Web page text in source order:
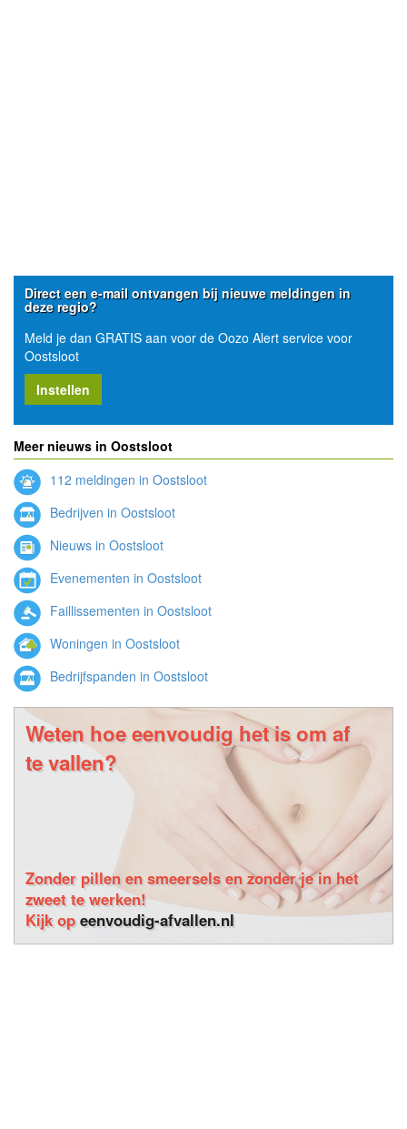
Direct een e-mail ontvangen bij nieuwe meldingen in
deze regio?
Meld je dan GRATIS aan voor de Oozo Alert service voor
Oostsloot
Instellen
Meer nieuws in Oostsloot
112 meldingen in Oostsloot
Bedrijven in Oostsloot
Nieuws in Oostsloot
Evenementen in Oostsloot
Faillissementen in Oostsloot
Woningen in Oostsloot
Bedrijfspanden in Oostsloot
Weten hoe eenvoudig het is om af
te vallen?
Zonder pillen en smeersels en zonder je in het
zweet te werken!
Kijk opeenvoudig-afvallen.nl